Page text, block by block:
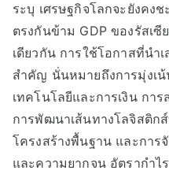
ระบุ เศรษฐกิจโลกจะยังคง
ตรงกันข้าม GDP ของรัสเซี
เดียวกัน การใช้โอกาสที่นำ
สำคัญ นั่นหมายถึงการมุ่งเ
เทคโนโลยีและการเงิน ก
การพัฒนาเส้นทางโลจิสติก
โครงสร้างพื้นฐาน และการ
และความยากจน อัตรากำไ